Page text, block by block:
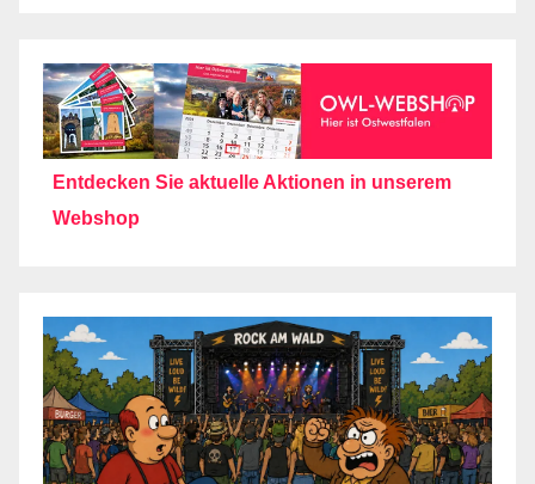
Entdecken Sie aktuelle Aktionen in unserem
Webshop